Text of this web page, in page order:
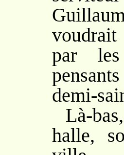
par
demi-
Là-
halle,